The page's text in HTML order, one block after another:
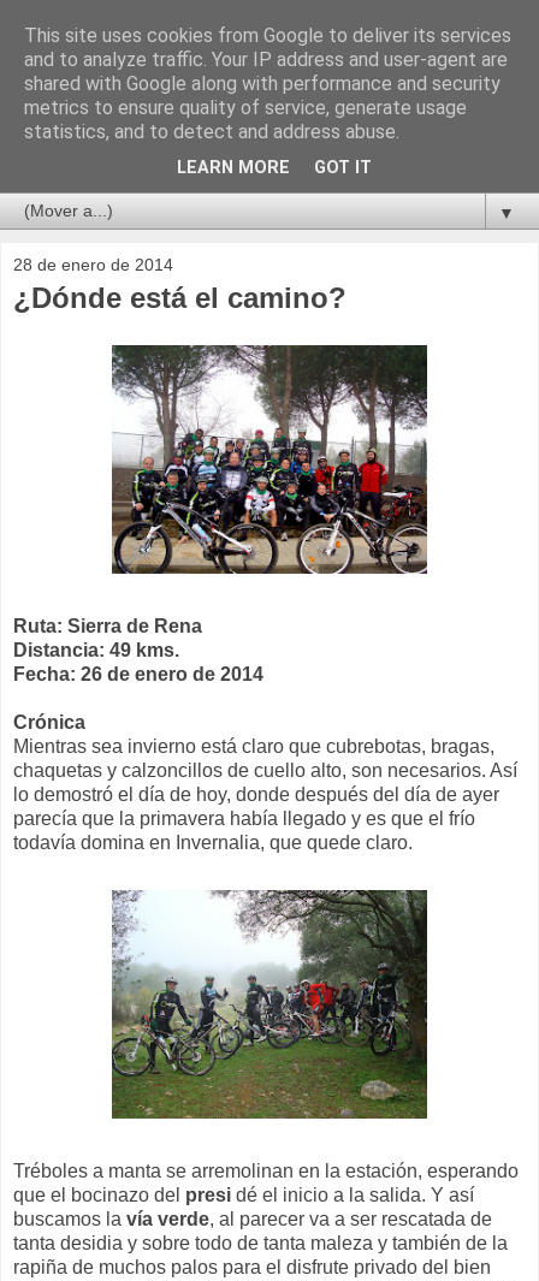
▼
28 de enero de 2014
¿Dónde está el camino?
Ruta: Sierra de Rena
Distancia: 49 kms.
Fecha: 26 de enero de 2014
Crónica
Mientras sea invierno está claro que cubrebotas, bragas,
chaquetas y calzoncillos de cuello alto, son necesarios. Así
lo demostró el día de hoy, donde después del día de ayer
parecía que la primavera había llegado y es que el frío
todavía domina en Invernalia, que quede claro.
Tréboles a manta se arremolinan en la estación, esperando
que el bocinazo del presi dé el inicio a la salida. Y así
buscamos la vía verde, al parecer va a ser rescatada de
tanta desidia y sobre todo de tanta maleza y también de la
rapiña de muchos palos para el disfrute privado del bien
This site uses cookies from Google to deliver its services
and to analyze traffic. Your IP address and user-agent are
shared with Google along with performance and security
metrics to ensure quality of service, generate usage
statistics, and to detect and address abuse.
LEARN MORE GOT IT